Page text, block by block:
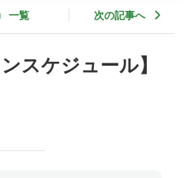
一覧 次の記事へ
スケジュール】